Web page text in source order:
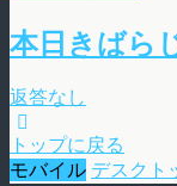
本日きばら
返答なし
トップに戻る
モバイル デスクト